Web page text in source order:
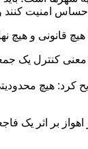
امنیت کنند و
قانونی و هیچ
کنترل یک
هیچ
اهواز بر اثر